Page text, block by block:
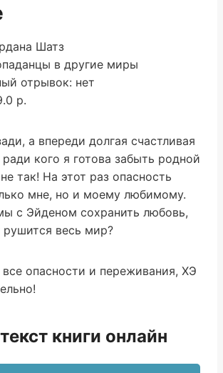
Шатз
в другие миры
отрывок: нет
р.
а впереди долгая счастливая
кого я готова забыть родной
так! На этот раз опасность
мне, но и моему любимому.
с Эйденом сохранить любовь,
рушится весь мир?
опасности и переживания, ХЭ
книги онлайн